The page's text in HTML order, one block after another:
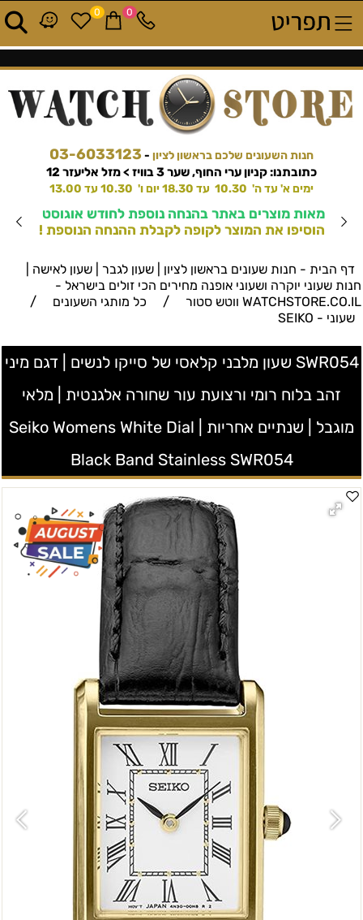
חנות השעונים שלכם בראשון לציון -
03-6033123
כתובתנו: קניון ערי החוף, שער 3 בוויז > מזל אליעזר 12
ימים א' עד ה' 10.30 עד 18.30 יום ו' 10.30 עד 13.00
מאות מוצרים באתר בהנחה נוספת לחודש אוגוסט
הוסיפו את המוצר לקופה לקבלת ההנחה הנוספת !
0 0
דף הבית - חנות שעונים בראשון לציון | שעון לגבר | שעון לאישה |
חנות שעוני יוקרה ושעוני אופנה מחירים הכי זולים בישראל -
WATCHSTORE.CO.IL ווטש סטור
/ כל מותגי השעונים /
שעוני - SEIKO
SWR054 שעון מלבני קלאסי של סייקו לנשים | דגם מיני
זהב בלוח רומי ורצועת עור שחורה אלגנטית | מלאי
מוגבל | שנתיים אחריות | Seiko Womens White Dial
Black Band Stainless SWR054